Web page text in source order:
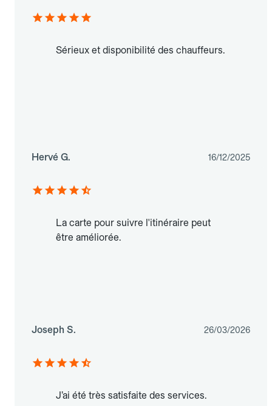
Sérieux et disponibilité des chauffeurs.
Hervé G. 16/12/2025
La carte pour suivre l'itinéraire peut
être améliorée.
Joseph S. 26/03/2026
J’ai été très satisfaite des services.